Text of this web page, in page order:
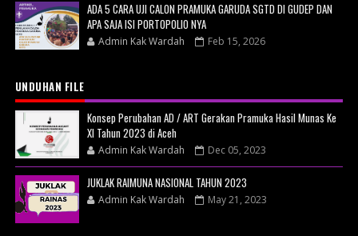
ADA 5 CARA UJI CALON PRAMUKA GARUDA SGTD DI GUDEP DAN
APA SAJA ISI PORTOPOLIO NYA
Admin Kak Wardah Feb 15, 2026
UNDUHAN FILE
Konsep Perubahan AD / ART Gerakan Pramuka Hasil Munas Ke
XI Tahun 2023 di Aceh
Admin Kak Wardah Dec 05, 2023
JUKLAK RAIMUNA NASIONAL TAHUN 2023
Admin Kak Wardah May 21, 2023